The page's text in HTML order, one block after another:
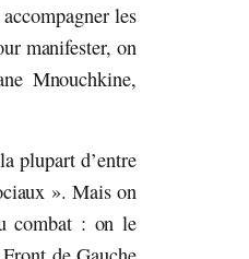
les
manifester, on
Mnouchkine,
plupart d’entre
». Mais on
combat : on le